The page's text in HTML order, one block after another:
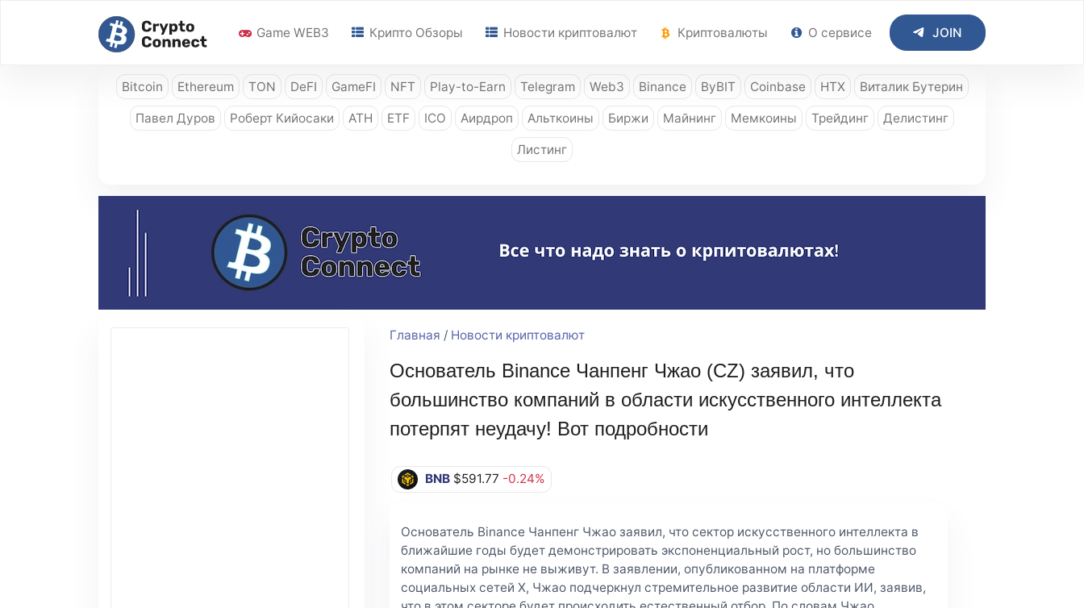
Game WEB3 Крипто Обзоры Новости криптовалют Криптовалюты О сервисе JOIN
Bitcoin Ethereum TON DeFI GameFI NFT Play-to-Earn Telegram Web3 Binance ByBIT Coinbase HTX Виталик Бутерин
Павел Дуров Роберт Кийосаки ATH ETF ICO Аирдроп Альткоины Биржи Майнинг Мемкоины Трейдинг Делистинг
Листинг
Главная / Новости криптовалют
Основатель Binance Чанпенг Чжао (CZ) заявил, что
большинство компаний в области искусственного интеллекта
потерпят неудачу! Вот подробности
BNB $591.77 -0.24%
Основатель Binance Чанпенг Чжао заявил, что сектор искусственного интеллекта в
ближайшие годы будет демонстрировать экспоненциальный рост, но большинство
компаний на рынке не выживут. В заявлении, опубликованном на платформе
социальных сетей X, Чжао подчеркнул стремительное развитие области ИИ, заявив,